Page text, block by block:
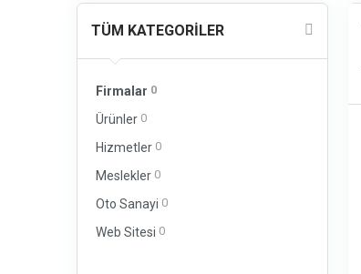
TÜM KATEGORILER
Firmalar 0
Ürünler 0
Hizmetler 0
Meslekler 0
Oto Sanayi 0
Web Sitesi 0